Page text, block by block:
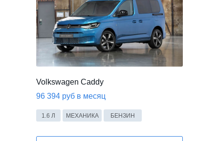
Volkswagen Caddy
96 394 руб в месяц
1.6 Л МЕХАНИКА БЕНЗИН